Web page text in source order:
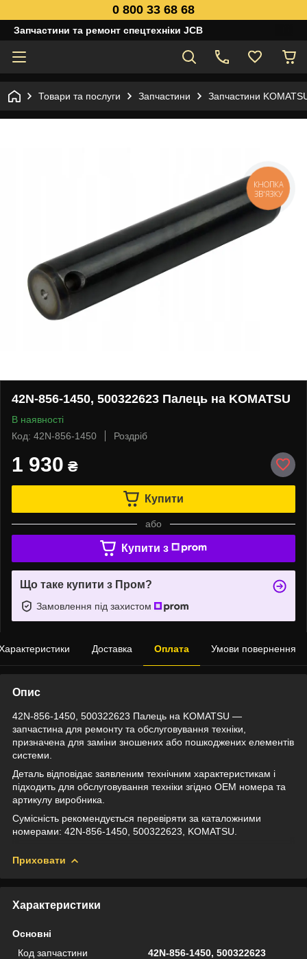
0 800 33 68 68
Запчастини та ремонт спецтехніки JCB
Товари та послуги Запчастини Запчастини
42N-856-1450, 500322623 Палець на KOMATSU
В наявності
Код: 42N-856-1450
Роздріб
1 930 ₴
Купити
або
Купити з
Що таке купити з Пром?
Замовлення під захистом
Доставка Оплата Умови повернення
Опис
42N-856-1450, 500322623 Палець на KOMATSU —
запчастина для ремонту та обслуговування техніки,
призначена для заміни зношених або пошкоджених елементів
системи.
Деталь відповідає заявленим технічним характеристикам і
підходить для обслуговування техніки згідно OEM номера та
артикулу виробника.
Сумісність рекомендується перевіряти за каталожними
номерами: 42N-856-1450, 500322623, KOMATSU.
Приховати
Характеристики
Основні
Код запчастини
42N-856-1450, 500322623
КНОПКА
ЗВ'ЯЗКУ